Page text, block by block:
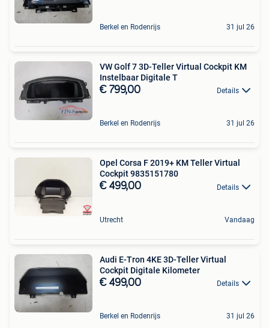
Berkel en Rodenrijs 31 jul 26
VW Golf 7 3D-Teller Virtual Cockpit KM
Instelbaar Digitale T
€ 799,00 Details
Berkel en Rodenrijs 31 jul 26
Opel Corsa F 2019+ KM Teller Virtual
Cockpit 9835151780
€ 499,00 Details
Utrecht Vandaag
Audi E-Tron 4KE 3D-Teller Virtual
Cockpit Digitale Kilometer
€ 499,00 Details
Berkel en Rodenrijs 31 jul 26